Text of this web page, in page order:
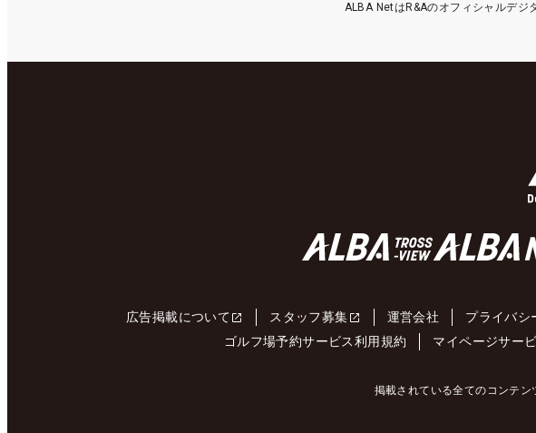
ALBA NetはR&Aのオフィシャルデジ
広告掲載について スタッフ募集 運営会社 プライバシ
ゴルフ場予約サービス利用規約
マイページサー
掲載されている全てのコンテ